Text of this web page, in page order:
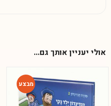
אולי יעניין אותך גם...
-47%